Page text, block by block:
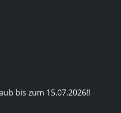
bis zum 15.07.2026!!